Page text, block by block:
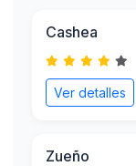
Cashea
Ver detalles
Zueño